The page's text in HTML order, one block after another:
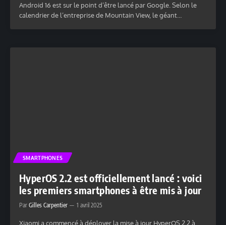
Android 16 est sur le point d’être lancé par Google. Selon le
calendrier de l’entreprise de Mountain View, le géant…
SMARTPHONES
HyperOS 2.2 est officiellement lancé : voici
les premiers smartphones à être mis à jour
Par Gilles Carpentier 1 avril 2025
Xiaomi a commencé à déployer la mise à jour HyperOS 2.2 à